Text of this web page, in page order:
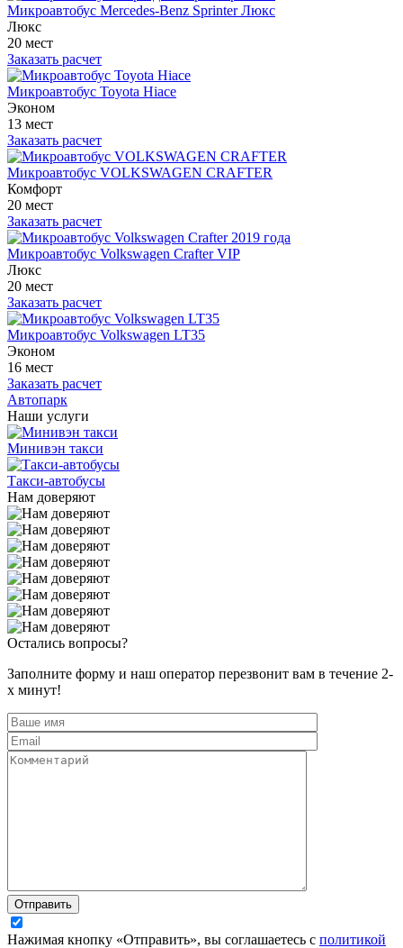
Микроавтобус Mercedes-Benz Sprinter Люкс
Люкс
20 мест
Заказать расчет
Микроавтобус Toyota Hiace
Эконом
13 мест
Заказать расчет
Микроавтобус VOLKSWAGEN CRAFTER
Комфорт
20 мест
Заказать расчет
Микроавтобус Volkswagen Crafter VIP
Люкс
20 мест
Заказать расчет
Микроавтобус Volkswagen LT35
Эконом
16 мест
Заказать расчет
Автопарк
Наши услуги
Минивэн такси
Такси-автобусы
Нам доверяют
Остались вопросы?
Заполните форму и наш оператор перезвонит вам в течение 2-
х минут!
Отправить
Нажимая кнопку «Отправить», вы соглашаетесь с политикой